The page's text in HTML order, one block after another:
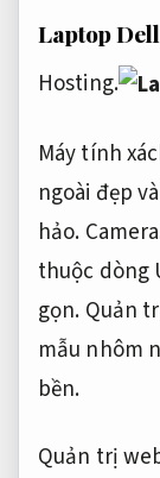
Laptop
Hosting.
Máy tính
ngoài đẹp
hảo.
thuộc dòng
gọn. Quản
mẫu nhôm
bền.
Quản trị